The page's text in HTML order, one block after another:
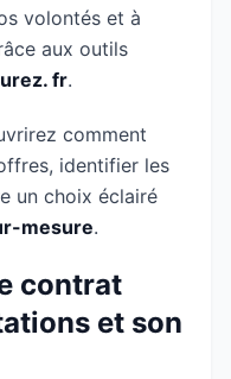
volontés et à
aux outils
fr.
comment
identifier les
un choix éclairé
mesure.
contrat
et son